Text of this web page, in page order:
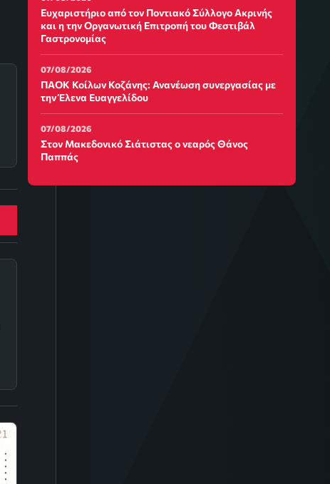
Ευχαριστήριο από τον Ποντιακό Σύλλογο Ακρινής
και η την Οργανωτική Επιτροπή του Φεστιβάλ
Γαστρονομίας
07/08/2026
ΠΑΟΚ Κοίλων Κοζάνης: Ανανέωση συνεργασίας με
την Έλενα Ευαγγελίδου
07/08/2026
Στον Μακεδονικό Σιάτιστας ο νεαρός Θάνος
Παππάς